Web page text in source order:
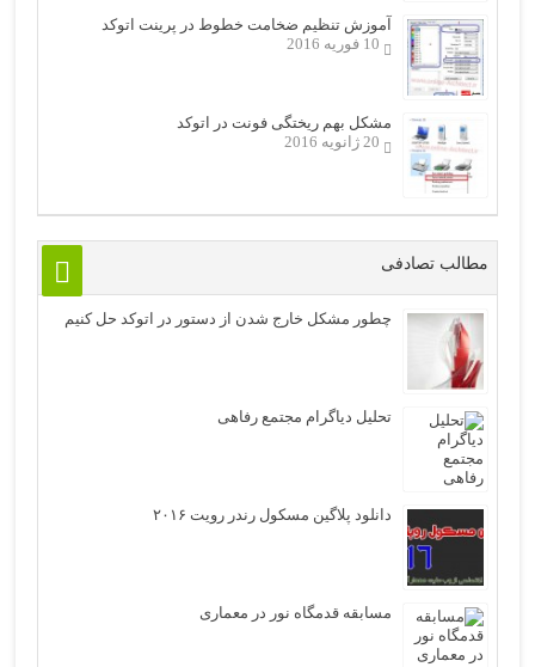
آموزش تنظیم ضخامت خطوط در پرینت اتوکد
10 فوریه 2016
مشکل بهم ریختگی فونت در اتوکد
20 ژانویه 2016
مطالب تصادفی
چطور مشکل خارج شدن از دستور در اتوکد حل کنیم
تحلیل دیاگرام مجتمع رفاهی
دانلود پلاگین مسکول رندر رویت ۲۰۱۶
مسابقه قدمگاه نور در معماری